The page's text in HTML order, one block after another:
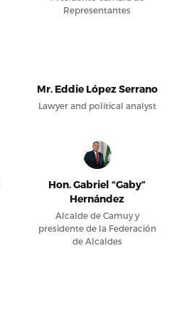
Representantes
Mr. Eddie López Serrano
Lawyer and political analyst
Hon. Gabriel “Gaby”
Hernández
Alcalde de Camuy y
presidente de la Federación
de Alcaldes